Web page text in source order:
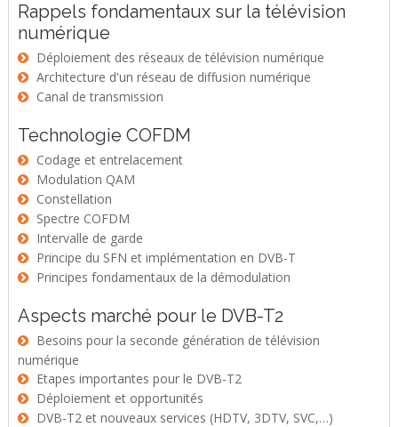
Rappels fondamentaux sur la télévision
numérique
Déploiement des réseaux de télévision numérique
Architecture d'un réseau de diffusion numérique
Canal de transmission
Technologie COFDM
Codage et entrelacement
Modulation QAM
Constellation
Spectre COFDM
Intervalle de garde
Principe du SFN et implémentation en DVB-T
Principes fondamentaux de la démodulation
Aspects marché pour le DVB-T2
numérique
Etapes importantes pour le DVB-T2
Déploiement et opportunités
DVB-T2 et nouveaux services (HDTV, 3DTV, SVC,…)